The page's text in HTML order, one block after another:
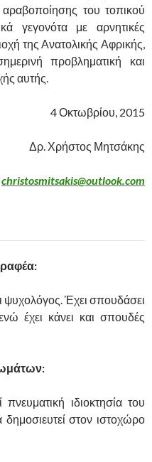
του τοπικού
γεγονότα με αρνητικές
της Ανατολικής Αφρικής,
προβληματική και
αυτής.
2015
Μητσάκης
christosmitsakis@outlook.com
Έχει σπουδάσει
έχει κάνει και σπουδές
ιδιοκτησία του
στον ιστοχώρο